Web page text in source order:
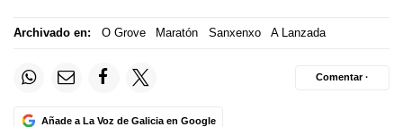
Archivado en: O Grove Maratón Sanxenxo A Lanzada
Añade a La Voz de Galicia en Google
Comentar ·